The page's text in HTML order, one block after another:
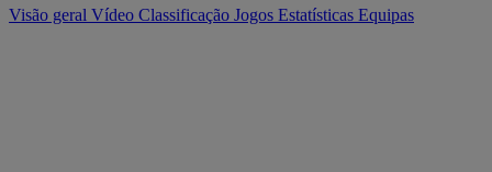
Visão geral Vídeo Classificação Jogos Estatísticas Equipas